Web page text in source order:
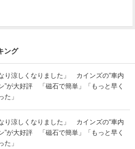
ング
り涼しくなりました」 カインズの“車内
”が大好評 「磁石で簡単」「もっと早く
た」
り涼しくなりました」 カインズの“車内
”が大好評 「磁石で簡単」「もっと早く
た」